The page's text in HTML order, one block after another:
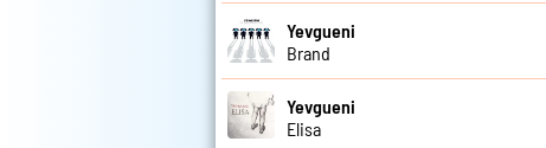
Yevgueni
Brand
Yevgueni
Elisa